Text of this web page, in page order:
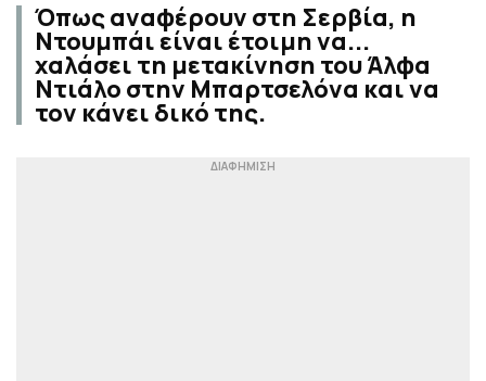
Όπως αναφέρουν στη Σερβία, η
Ντουμπάι είναι έτοιμη να...
χαλάσει τη μετακίνηση του Άλφα
Ντιάλο στην Μπαρτσελόνα και να
τον κάνει δικό της.